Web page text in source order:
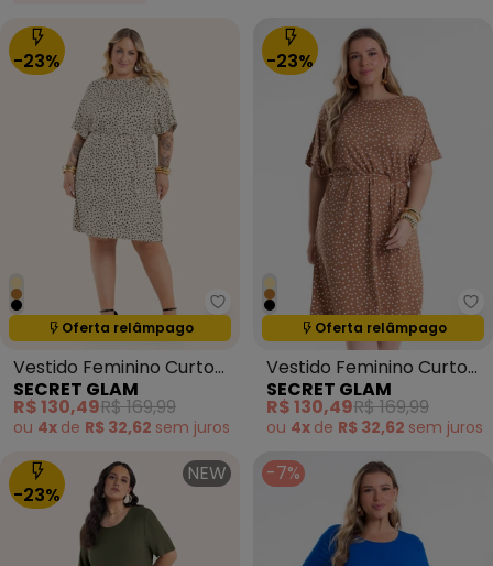
-23%
Secret Glam - Vestido
Oferta relâmpago
Termina em:15:05:14
Vestido Feminino Curto
Estampado Bege
SECRET GLAM
R$ 130,49R$ 169,99
ou 4x de R$ 32,62 sem juros
-23%
Oferta relâmpago
Termina em:15:05:14
Vestido Feminino Curto
Estampado Marrom
SECRET GLAM
R$ 130,49R$ 169,99
ou 4x de R$ 32,62 sem juros
-23%
NEW -7%